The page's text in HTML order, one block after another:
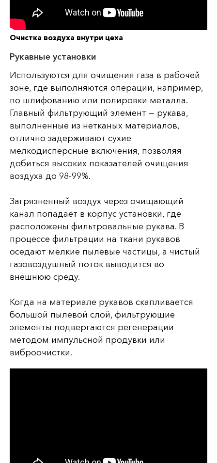
Очистка воздуха внутри цеха
Рукавные установки
Используются для очищения газа в рабочей
зоне, где выполняются операции, например,
по шлифованию или полировки металла.
Главный фильтрующий элемент — рукава,
выполненные из нетканых материалов,
отлично задерживают сухие
мелкодисперсные включения, позволяя
добиться высоких показателей очищения
воздуха до 98-99%.
Загрязненный воздух через очищающий
канал попадает в корпус установки, где
расположены фильтровальные рукава. В
процессе фильтрации на ткани рукавов
оседают мелкие пылевые частицы, а чистый
газовоздушный поток выводится во
внешнюю среду.
Когда на материале рукавов скапливается
большой пылевой слой, фильтрующие
элементы подвергаются регенерации
методом импульсной продувки или
виброочистки.